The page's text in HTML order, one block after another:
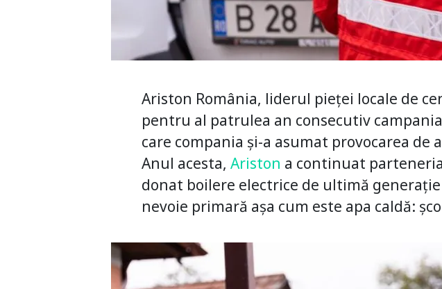
Ariston România, liderul pieței locale de
pentru al patrulea an consecutiv
care compania și-a asumat provocarea
Anul acesta, Ariston a continuat
donat boilere electrice de ultimă
nevoie primară așa cum este apa caldă: